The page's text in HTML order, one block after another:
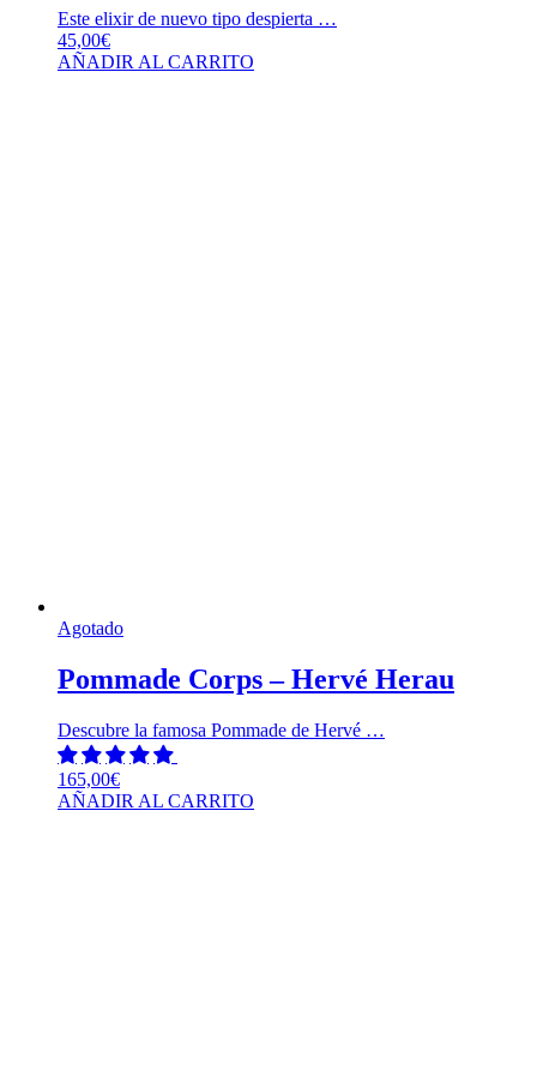
Este elixir de nuevo tipo despierta …
45,00€
AÑADIR AL CARRITO
Agotado
Pommade Corps – Hervé Herau
Descubre la famosa Pommade de Hervé …
165,00€
AÑADIR AL CARRITO